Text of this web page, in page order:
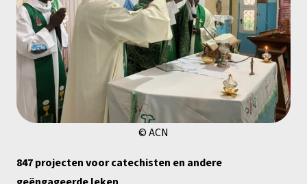
© ACN
847 projecten voor catechisten en andere